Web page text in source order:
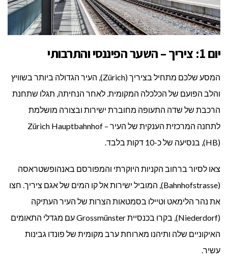
יום 1: ציריך – השער הפיננסי והתרבותי
המסע שלכם מתחיל בציריך (Zürich), העיר הגדולה ביותר בשוויץ
והלב הפועם של הכלכלה המקומית. לאחר הנחיתה, תגלו שתחנת
הרכבת של שדה התעופה מחוברת ישירות ובצורה מושלמת
לתחנה המרכזית הענקית של העיר – Zürich Hauptbahnhof
(HB), בנסיעה של כ-10 דקות בלבד.
צאו לסיור ברחוב הקניות היוקרתי והמפורסם באנהופשטראסה
(Bahnhofstrasse), המוביל ישירות אל קו המים של אגם ציריך. חצו
את נהר הלימאט וטיילו בסמטאות הצרות של העיר העתיקה
(Niederdorf), בקרו בכנסיית Grossmünster עם מגדלי התאומים
האיקוניים שלה ותיהנו מארוחת ערב מקומית של פונדו גבינות
עשיר.